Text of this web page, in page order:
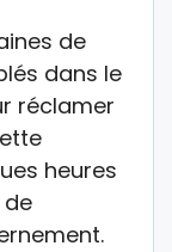
de
dans le
réclamer
heures